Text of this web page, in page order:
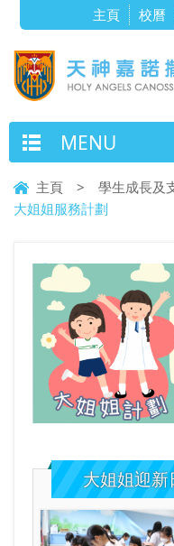
主頁 校曆
MENU
主頁 > 學生成長及
大姐姐服務計劃
大姐姐服務
大姐姐迎新